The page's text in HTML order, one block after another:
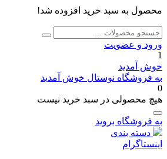
محصول به سبد خرید افزوده شد!
جستجو
برای:
جستجو
ورود و عضویت
1
خوش آمدید
به فروشگاه نوستال خوش آمدید
0
هیچ محصولی در سبد خرید نیست
به فروشگاه بروید
دسته بندی
اینستاگرام